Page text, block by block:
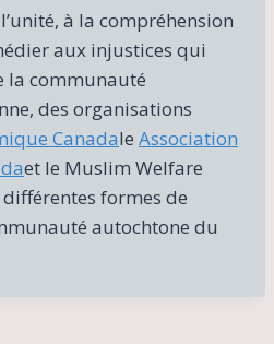
à la compréhension
aux injustices qui
la communauté
des organisations
Canadale Association
et le Muslim Welfare
formes de
autochtone du